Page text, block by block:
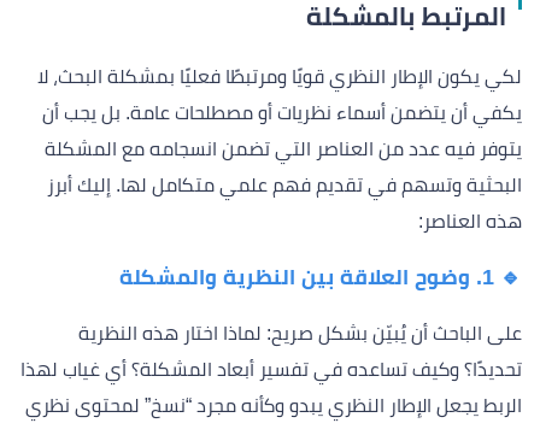
المرتبط بالمشكلة
لكي يكون الإطار النظري قويًا ومرتبطًا فعليًا بمشكلة البحث، لا
يكفي أن يتضمن أسماء نظريات أو مصطلحات عامة. بل يجب أن
يتوفر فيه عدد من العناصر التي تضمن انسجامه مع المشكلة
البحثية وتسهم في تقديم فهم علمي متكامل لها. إليك أبرز
هذه العناصر:
🔹 1. وضوح العلاقة بين النظرية والمشكلة
على الباحث أن يُبيّن بشكل صريح: لماذا اختار هذه النظرية
تحديدًا؟ وكيف تساعده في تفسير أبعاد المشكلة؟ أي غياب لهذا
الربط يجعل الإطار النظري يبدو وكأنه مجرد “نسخ” لمحتوى نظري